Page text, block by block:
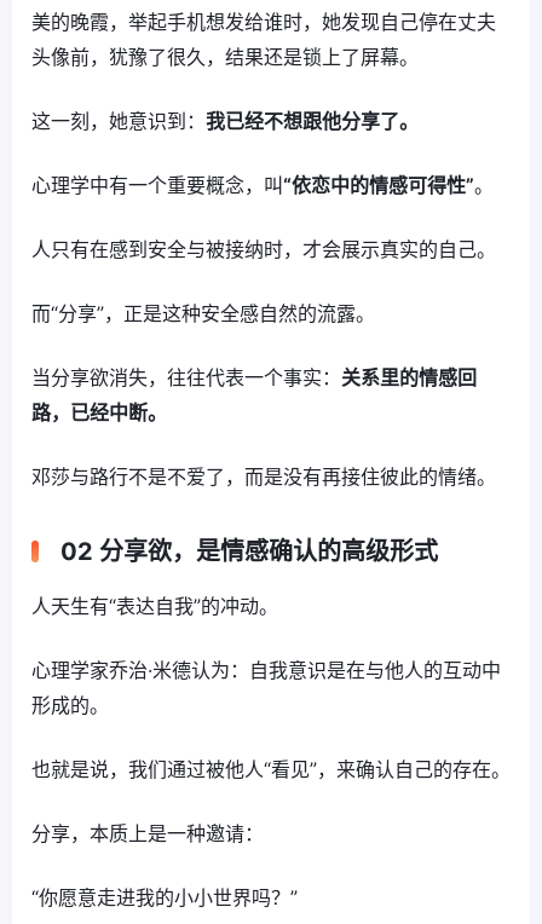
美的晚霞，举起手机想发给谁时，她发现自己停在丈夫
头像前，犹豫了很久，结果还是锁上了屏幕。
这一刻，她意识到： 我已经不想跟他分享了。
心理学中有一个重要概念，叫“依恋中的情感可得性”。
人只有在感到安全与被接纳时，才会展示真实的自己。
而“分享”，正是这种安全感自然的流露。
当分享欲消失，往往代表一个事实： 关系里的情感回
路，已经中断。
邓莎与路行不是不爱了，而是没有再接住彼此的情绪。
02 分享欲，是情感确认的高级形式
人天生有“表达自我”的冲动。
心理学家乔治·米德认为：自我意识是在与他人的互动中
形成的。
也就是说，我们通过被他人“看见”，来确认自己的存在。
分享，本质上是一种邀请：
“你愿意走进我的小小世界吗？”